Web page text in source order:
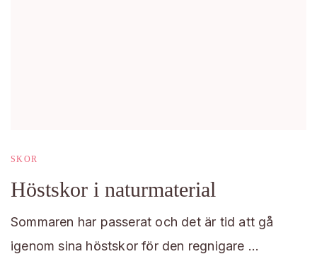
SKOR
Höstskor i naturmaterial
Sommaren har passerat och det är tid att gå
igenom sina höstskor för den regnigare …